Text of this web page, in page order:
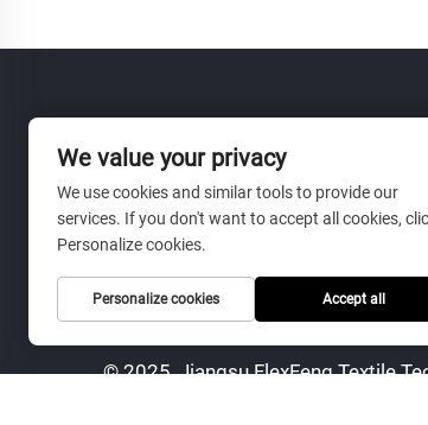
Контакты
Add: ул. Инхэ, 155, Шэнцзе,
E-mail:[email protected]
© 2025, Jiangsu FlexFeng Textile
We value your privacy
We use cookies and similar tools to provide our
services. If you don't want to accept all cookies,
Personalize cookies.
Personalize cookies Accept all